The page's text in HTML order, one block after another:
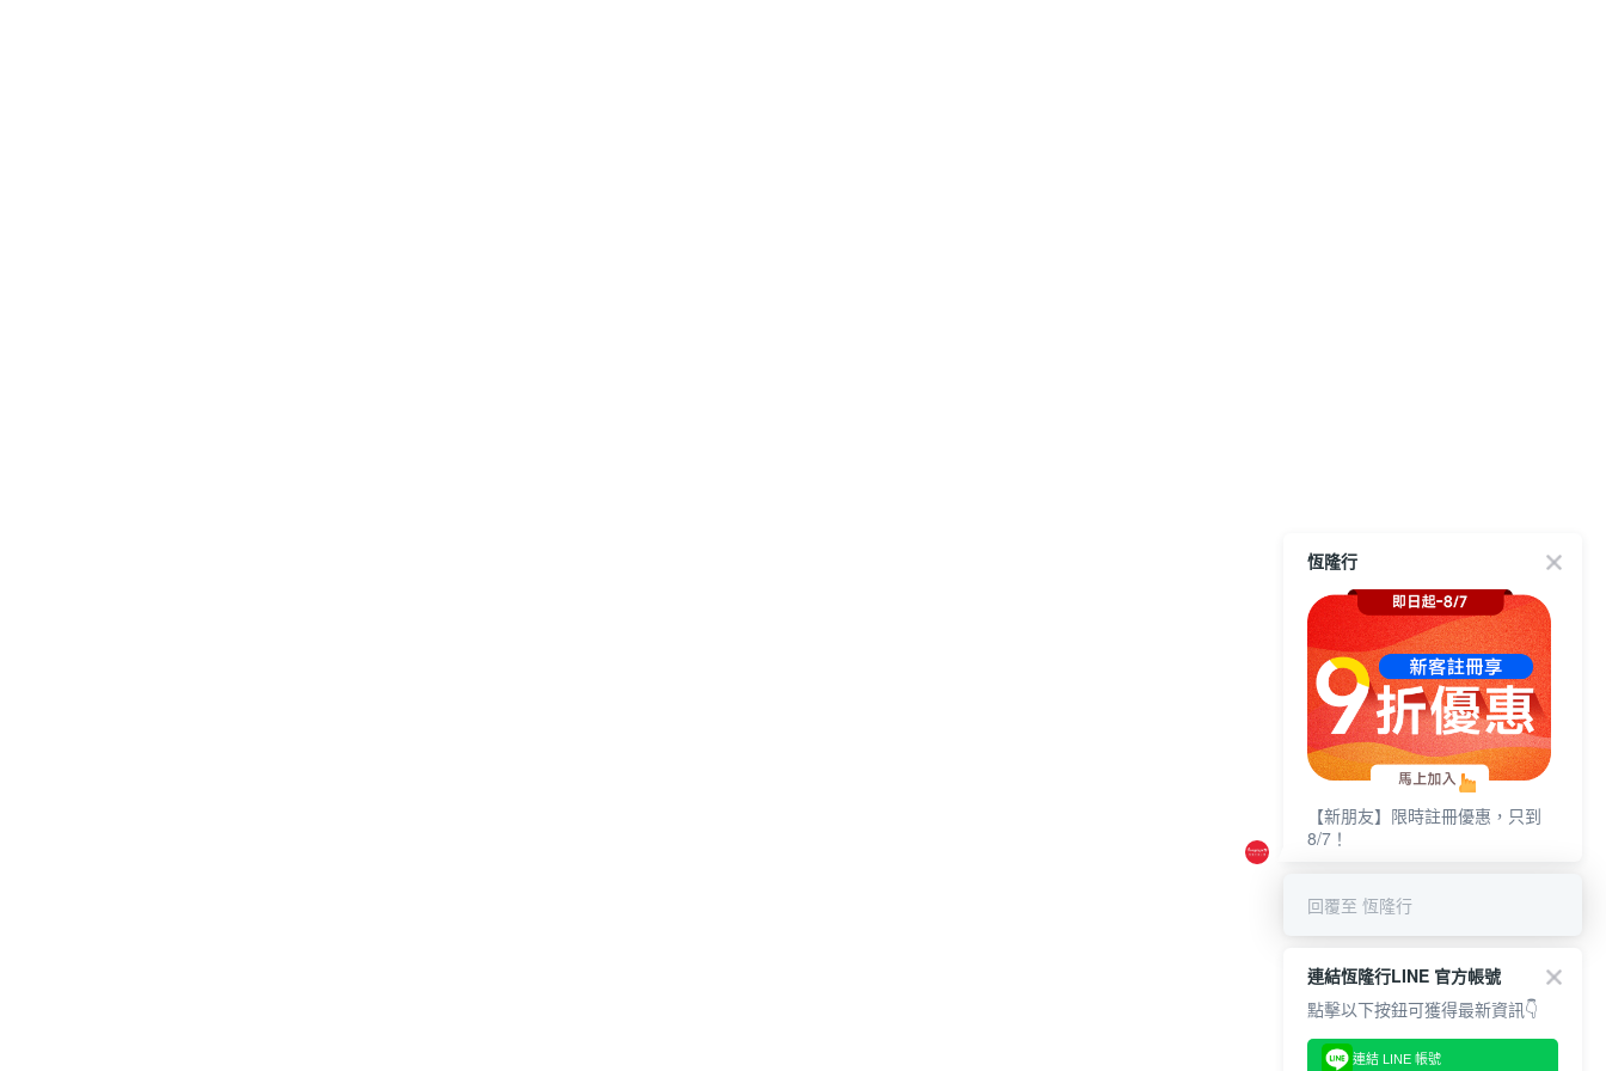
恆隆行
【新朋友】限時註冊優惠，只到
8/7！
回覆至 恆隆行
連結恆隆行LINE 官方帳號
點擊以下按鈕可獲得最新資訊👇
連結 LINE 帳號